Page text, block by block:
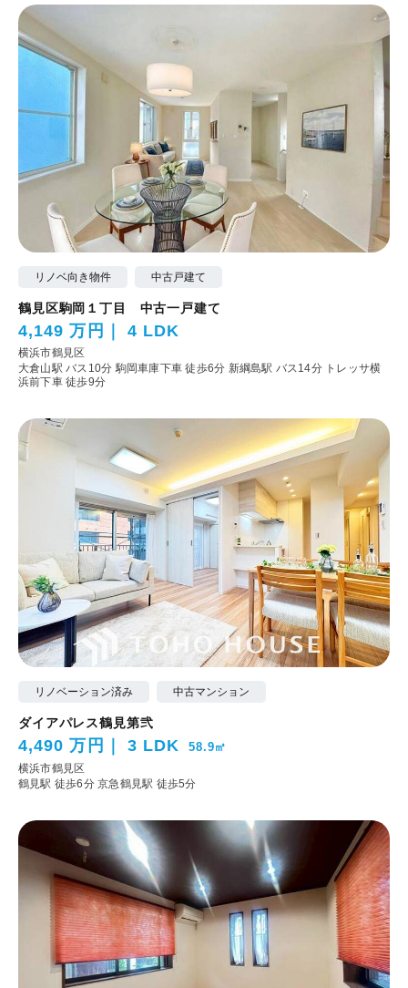
リノベ向き物件 中古戸建て
鶴見区駒岡１丁目 中古一戸建て
4,149 万円 4 LDK
横浜市鶴見区
大倉山駅 バス10分 駒岡車庫下車 徒歩6分 新綱島駅 バス14分 トレッサ横
浜前下車 徒歩9分
リノベーション済み 中古マンション
ダイアパレス鶴見第弐
4,490 万円 3 LDK 58.9㎡
横浜市鶴見区
鶴見駅 徒歩6分京急鶴見駅 徒歩5分